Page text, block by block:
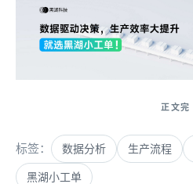
标签： 数据分析 生产流程
黑湖小工单